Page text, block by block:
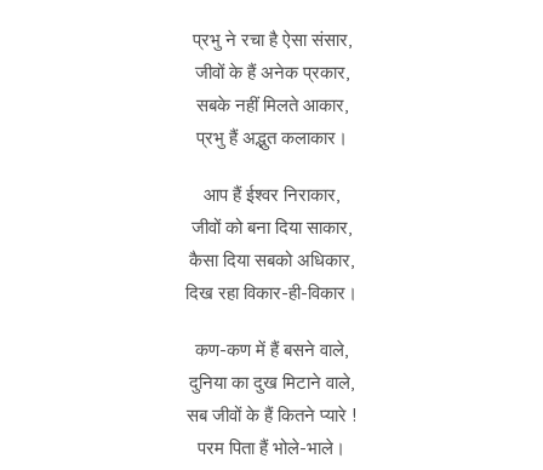
प्रभु ने रचा है ऐसा संसार,
जीवों के हैं अनेक प्रकार,
सबके नहीं मिलते आकार,
प्रभु हैं अद्भुत कलाकार।
आप हैं ईश्वर निराकार,
जीवों को बना दिया साकार,
कैसा दिया सबको अधिकार,
दिख रहा विकार-ही-विकार।
कण-कण में हैं बसने वाले,
दुनिया का दुख मिटाने वाले,
सब जीवों के हैं कितने प्यारे !
परम पिता हैं भोले-भाले।